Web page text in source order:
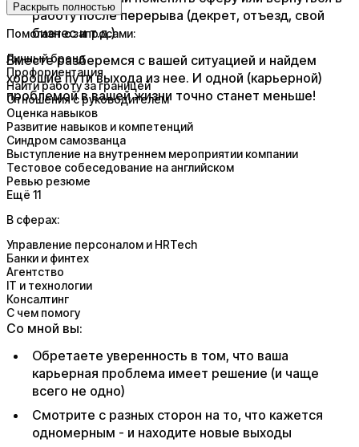
работу после перерыва (декрет, отъезд, свой
бизнес и т.д.)
Вместе разберемся с вашей ситуацией и найдем
хорошие пути выхода из нее. И одной (карьерной)
проблемой в вашей жизни точно станет меньше!
Раскрыть полностью
Помогает с запросами:
Личный бренд
Профориентация
Найти работу за границей
Отношения с руководителем
Оценка навыков
Развитие навыков и компетенций
Синдром самозванца
Выступление на внутреннем мероприятии компании
Тестовое собеседование на английском
Ревью резюме
Ещё 11
В сферах:
Управление персоналом и HRTech
Банки и финтех
Агентство
IT и технологии
Консалтинг
С чем помогу
Со мной вы:
Обретаете уверенность в том, что ваша
карьерная проблема имеет решение (и чаще
всего не одно)
Смотрите с разных сторон на то, что кажется
одномерным - и находите новые выходы